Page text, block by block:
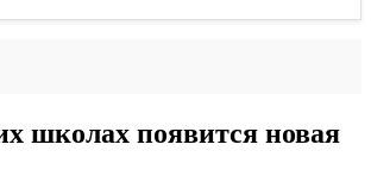
школах появится новая